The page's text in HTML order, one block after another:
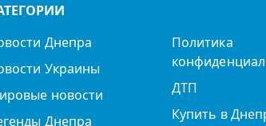
Днепра
Украины
новости
Днепра
Политика
ДТП
Купить в